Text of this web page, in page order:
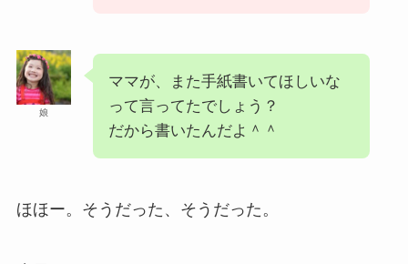
娘
ママが、また手紙書いてほしいな
って言ってたでしょう？
だから書いたんだよ＾＾
ほほー。そうだった、そうだった。